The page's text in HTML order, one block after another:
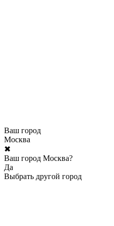
Ваш город
Москва
✖
Ваш город Москва?
Да
Выбрать другой город